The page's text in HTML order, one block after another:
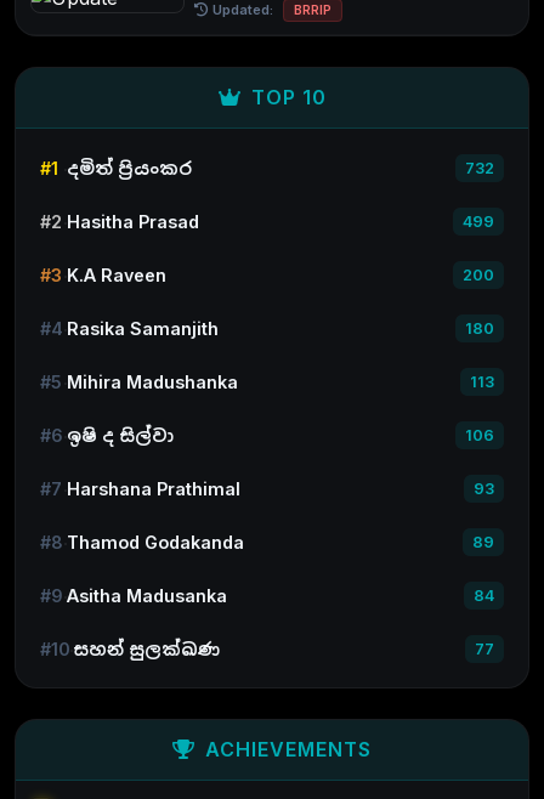
Updated: BRRIP
TOP 10
#1 දමිත් ප්‍රියංකර 732
#2 Hasitha Prasad 499
#3 K.A Raveen 200
#4 Rasika Samanjith 180
#5 Mihira Madushanka 113
#6 ඉෂි ද සිල්වා 106
#7 Harshana Prathimal 93
#8 Thamod Godakanda 89
#9 Asitha Madusanka 84
#10 සහන් සුලක්ඛණ 77
ACHIEVEMENTS